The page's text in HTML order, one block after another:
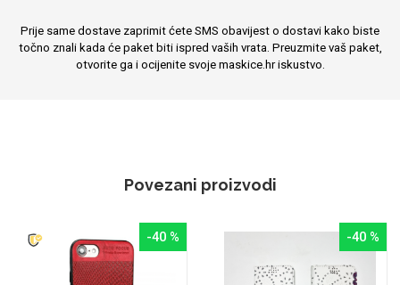
Prije same dostave zaprimit ćete SMS obavijest o dostavi kako biste
točno znali kada će paket biti ispred vaših vrata. Preuzmite vaš paket,
otvorite ga i ocijenite svoje maskice.hr iskustvo.
Povezani proizvodi
-40 % -40 %